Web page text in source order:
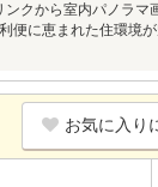
クから室内パノラ
便に恵まれた住環境
お気に入り